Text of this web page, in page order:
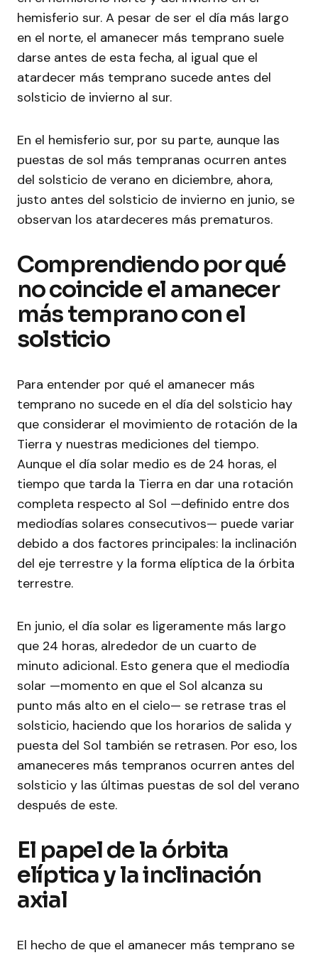
hemisferio sur. A pesar de ser el día más largo
en el norte, el amanecer más temprano suele
darse antes de esta fecha, al igual que el
atardecer más temprano sucede antes del
solsticio de invierno al sur.
En el hemisferio sur, por su parte, aunque las
puestas de sol más tempranas ocurren antes
del solsticio de verano en diciembre, ahora,
justo antes del solsticio de invierno en junio, se
observan los atardeceres más prematuros.
Comprendiendo por qué
no coincide el amanecer
más temprano con el
solsticio
Para entender por qué el amanecer más
temprano no sucede en el día del solsticio hay
que considerar el movimiento de rotación de la
Tierra y nuestras mediciones del tiempo.
Aunque el día solar medio es de 24 horas, el
tiempo que tarda la Tierra en dar una rotación
completa respecto al Sol —definido entre dos
mediodías solares consecutivos— puede variar
debido a dos factores principales: la inclinación
del eje terrestre y la forma elíptica de la órbita
terrestre.
En junio, el día solar es ligeramente más largo
que 24 horas, alrededor de un cuarto de
minuto adicional. Esto genera que el mediodía
solar —momento en que el Sol alcanza su
punto más alto en el cielo— se retrase tras el
solsticio, haciendo que los horarios de salida y
puesta del Sol también se retrasen. Por eso, los
amaneceres más tempranos ocurren antes del
solsticio y las últimas puestas de sol del verano
después de este.
El papel de la órbita
elíptica y la inclinación
axial
El hecho de que el amanecer más temprano se